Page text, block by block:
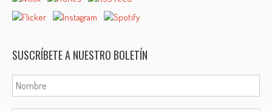
SUSCRÍBETE A NUESTRO BOLETÍN